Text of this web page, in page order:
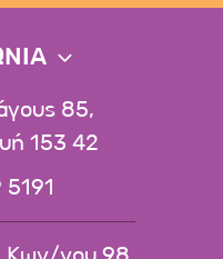
85,
153 42